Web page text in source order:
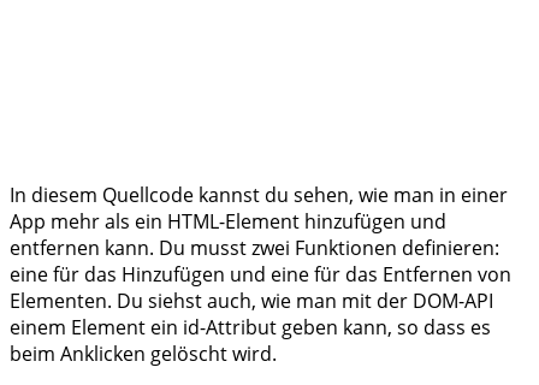
In diesem Quellcode kannst du sehen, wie man in einer
App mehr als ein HTML-Element hinzufügen und
entfernen kann. Du musst zwei Funktionen definieren:
eine für das Hinzufügen und eine für das Entfernen von
Elementen. Du siehst auch, wie man mit der DOM-API
einem Element ein id-Attribut geben kann, so dass es
beim Anklicken gelöscht wird.